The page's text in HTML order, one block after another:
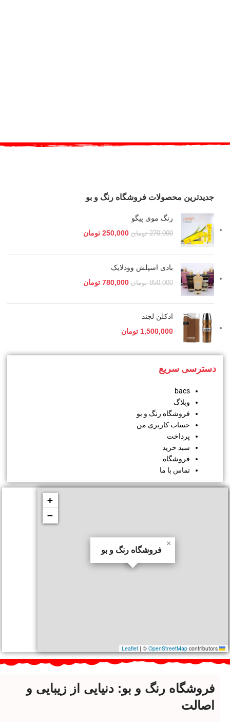
جدیدترین محصولات فروشگاه رنگ و بو
رنگ موی پیگو
270,000 تومان 250,000 تومان
بادی اسپلش وودلایک
850,000 تومان 780,000 تومان
ادکلن لجند
1,500,000 تومان
دسترسی سریع
bacs
وبلاگ
فروشگاه رنگ و بو
حساب کاربری من
پرداخت
سبد خرید
فروشگاه
تماس با ما
فروشگاه رنگ و بو
×
+
−
| © OpenStreetMap contributors
فروشگاه رنگ و بو: دنیایی از زیبایی و
اصالت